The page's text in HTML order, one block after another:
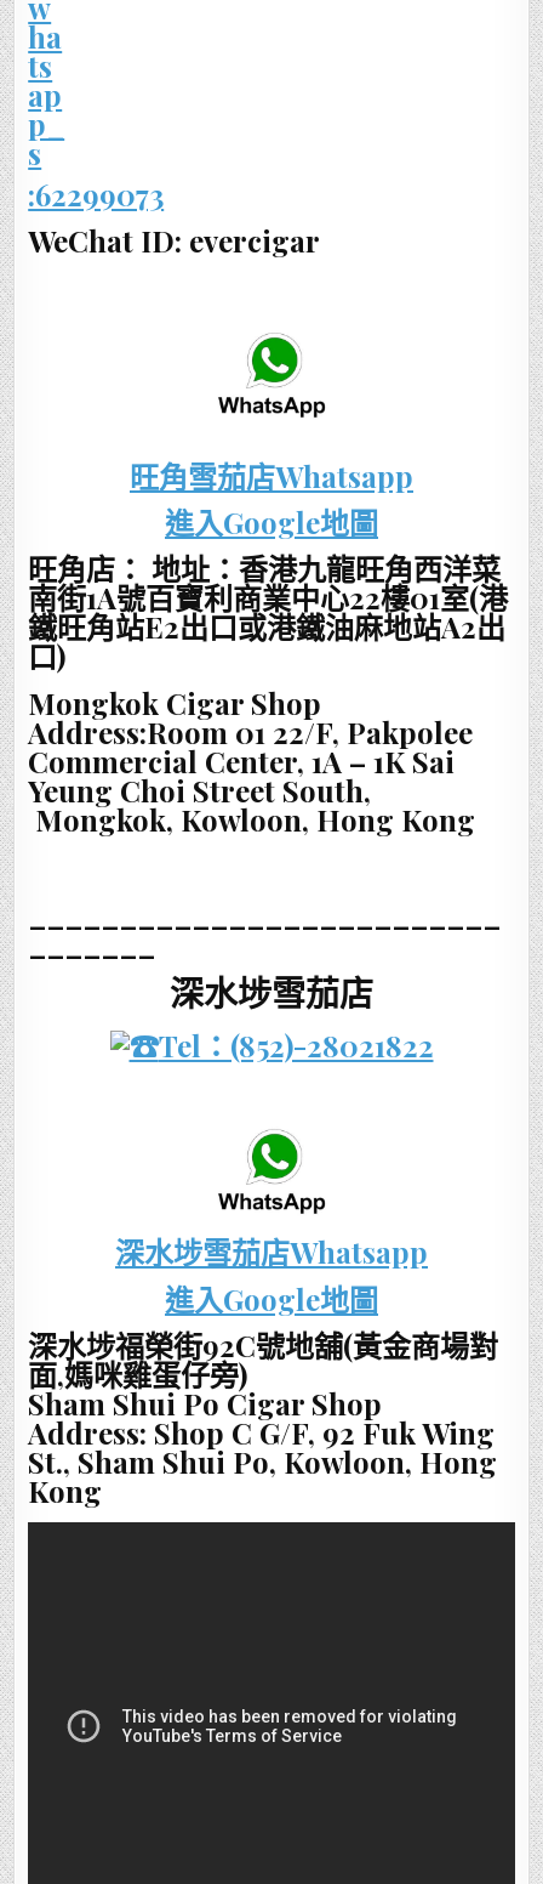
:62299073
WeChat ID: evercigar
旺角雪茄店Whatsapp
進入Google地圖
旺角店： 地址：香港九龍旺角西洋菜
南街1A號百寶利商業中心22樓01室(港
鐵旺角站E2出口或港鐵油麻地站A2出
口)
Mongkok Cigar Shop
Address:Room 01 22/F, Pakpolee
Commercial Center, 1A – 1K Sai
Yeung Choi Street South,
Mongkok, Kowloon, Hong Kong
_______
深水埗雪茄店
Tel：(852)-28021822
深水埗雪茄店Whatsapp
進入Google地圖
深水埗福榮街92C號地舖(黃金商場對
面,媽咪雞蛋仔旁)
Sham Shui Po Cigar Shop
Address: Shop C G/F, 92 Fuk Wing
St., Sham Shui Po, Kowloon, Hong
Kong